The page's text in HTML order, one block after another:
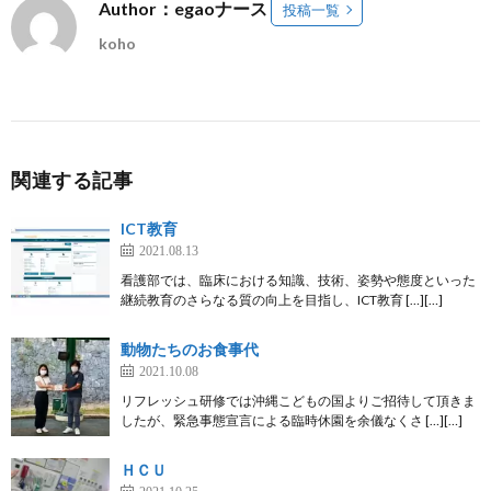
Author：egaoナース 投稿一覧
koho
関連する記事
ICT教育
2021.08.13
看護部では、臨床における知識、技術、姿勢や態度といった
継続教育のさらなる質の向上を目指し、ICT教育 […][…]
動物たちのお食事代
2021.10.08
リフレッシュ研修では沖縄こどもの国よりご招待して頂きま
したが、緊急事態宣言による臨時休園を余儀なくさ […][…]
ＨＣＵ